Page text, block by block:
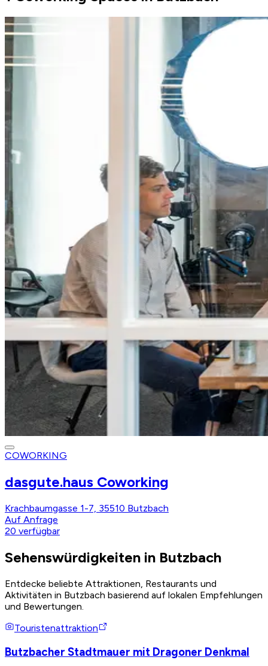
COWORKING
dasgute.haus Coworking
Krachbaumgasse 1-7, 35510 Butzbach
Auf Anfrage
20 verfügbar
Sehenswürdigkeiten in Butzbach
Entdecke beliebte Attraktionen, Restaurants und
Aktivitäten in Butzbach basierend auf lokalen Empfehlungen
und Bewertungen.
Touristenattraktion
Butzbacher Stadtmauer mit Dragoner Denkmal